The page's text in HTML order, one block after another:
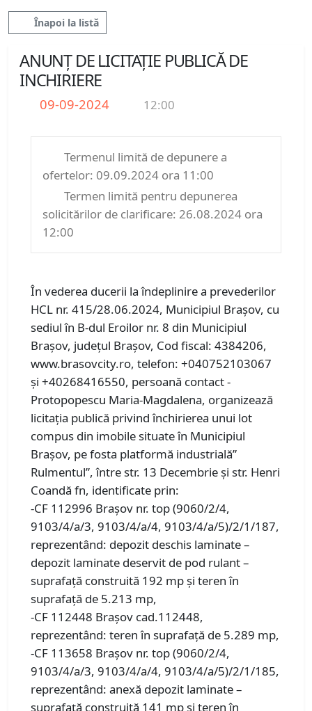
Înapoi la listă
ANUNȚ DE LICITAȚIE PUBLICĂ DE
INCHIRIERE
09-09-2024 12:00
Termenul limită de depunere a
ofertelor: 09.09.2024 ora 11:00
Termen limită pentru depunerea
solicitărilor de clarificare: 26.08.2024 ora
12:00
În vederea ducerii la îndeplinire a prevederilor
HCL nr. 415/28.06.2024, Municipiul Braşov, cu
sediul în B-dul Eroilor nr. 8 din Municipiul
Brașov, județul Brașov, Cod fiscal: 4384206,
www.brasovcity.ro, telefon: +040752103067
și +40268416550, persoană contact -
Protopopescu Maria-Magdalena, organizează
licitaţia publică privind închirierea unui lot
compus din imobile situate în Municipiul
Brașov, pe fosta platformă industrială”
Rulmentul”, între str. 13 Decembrie și str. Henri
Coandă fn, identificate prin:
-CF 112996 Brașov nr. top (9060/2/4,
9103/4/a/3, 9103/4/a/4, 9103/4/a/5)/2/1/187,
reprezentând: depozit deschis laminate –
depozit laminate deservit de pod rulant –
suprafață construită 192 mp și teren în
suprafață de 5.213 mp,
-CF 112448 Brașov cad.112448,
reprezentând: teren în suprafață de 5.289 mp,
-CF 113658 Brașov nr. top (9060/2/4,
9103/4/a/3, 9103/4/a/4, 9103/4/a/5)/2/1/185,
reprezentând: anexă depozit laminate –
suprafață construită 141 mp și teren în